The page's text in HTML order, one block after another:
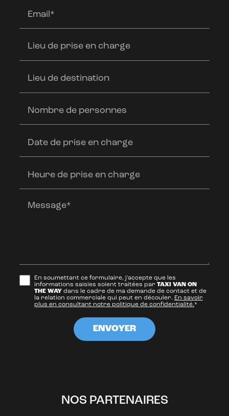
Email*
Lieu de prise en charge
Lieu de destination
Nombre de personnes
Date de prise en charge
Heure de prise en charge
Message*
En soumettant ce formulaire, j'accepte que les
informations saisies soient traitées par TAXI VAN ON
THE WAYdans le cadre de ma demande de contact et de
la relation commerciale qui peut en découler. En savoir
plus en consultant notre politique de confidentialité.*
NOS PARTENAIRES